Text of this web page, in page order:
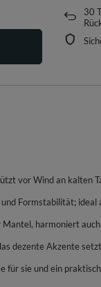
30
vor Wind an kalten
Formstabilität;
harmoniert
dezente Akzente
sie und ein